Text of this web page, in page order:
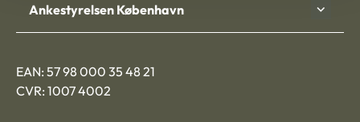
Ankestyrelsen København
EAN: 57 98 000 35 48 21
CVR: 1007 4002